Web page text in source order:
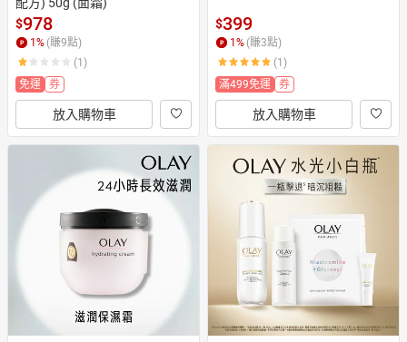
$978
1 % (賺9點)
(1)
免運
券
放入購物車
$399
1 % (賺3點)
(1)
滿499免運
券
放入購物車